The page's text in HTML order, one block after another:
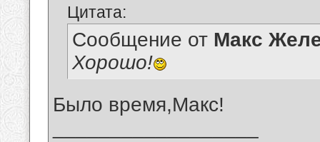
Цитата:
Сообщение от Макс
Хорошо!
Было время,Макс!